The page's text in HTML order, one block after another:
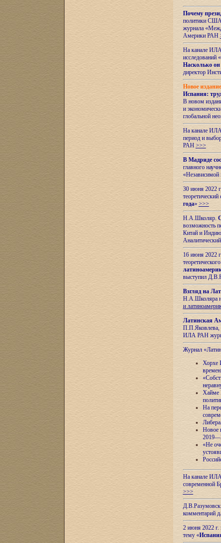
Почему
политики США
журнала
Америки РАН
На канале ИЛА
исследований «
Насколько он
директор
Новое
Испания:
В новом
и
глобальной
На канале
период и
РАН >>>
В Мадриде
главного
«Независимой
30 июня 2022
года» >>>
Н.А.Школяр.
возможность
Китай и
16 июня 2022
выступил
Взгляд на
Н.А.Школяра
и
Латинская
П.П.Яковлева,
ИЛА РАН
Журнал
Хорхе
Хайме
На
Новое
«Не
На канале ИЛА
современной
>>>
комментарий
2 июня 2022 г.
тему «